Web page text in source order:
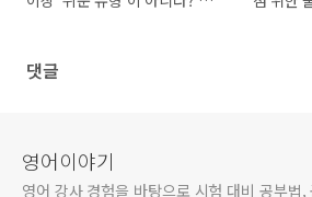
댓글
영어이야기
영어 강사 경험을 바탕으로 시험 대비 공부법,